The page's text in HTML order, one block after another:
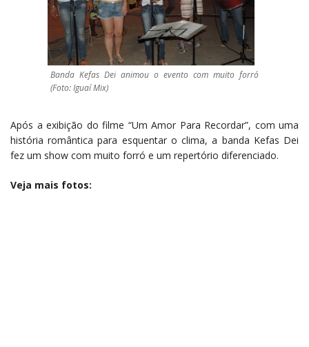
Banda Kefas Dei animou o evento com muito forró
(Foto: Iguaí Mix)
Após a exibição do filme “Um Amor Para Recordar”, com uma
história romântica para esquentar o clima, a banda Kefas Dei
fez um show com muito forró e um repertório diferenciado.
Veja mais fotos: